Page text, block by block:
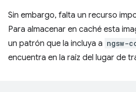
Sin embargo, falta un recurso
Para almacenar en caché esta
un patrón que la incluya a ngsw-
encuentra en la raíz del lugar de